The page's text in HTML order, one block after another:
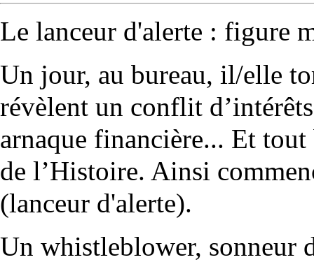
Le lanceur d'alerte : figure
Un jour, au bureau, il/elle
révèlent un conflit
arnaque financière... Et
de l’Histoire. Ainsi
(lanceur d'alerte).
Un whistleblower, sonneur